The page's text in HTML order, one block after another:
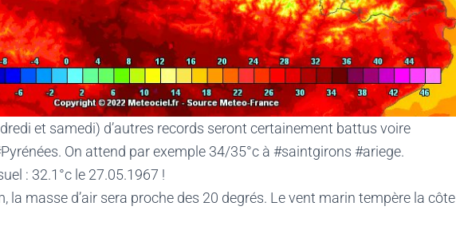
et samedi) d’autres records seront certainement battus voire
On attend par exemple 34/35°c à #saintgirons #ariege.
: 32.1°c le 27.05.1967 !
la masse d’air sera proche des 20 degrés. Le vent marin tempère la côte